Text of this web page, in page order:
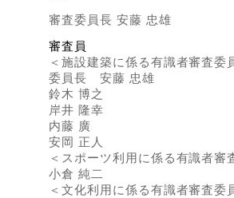
審査委員長 安藤 忠雄
審査員
＜施設建築に係る有識者審査委
委員長 安藤 忠雄
鈴木 博之
岸井 隆幸
内藤 廣
安岡 正人
＜スポーツ利用に係る有識者審
小倉 純二
＜文化利用に係る有識者審査委